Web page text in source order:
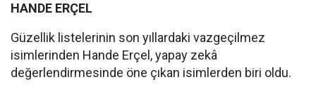
HANDE ERÇEL
Güzellik listelerinin son yıllardaki vazgeçilmez
isimlerinden Hande Erçel, yapay zekâ
değerlendirmesinde öne çıkan isimlerden biri oldu.